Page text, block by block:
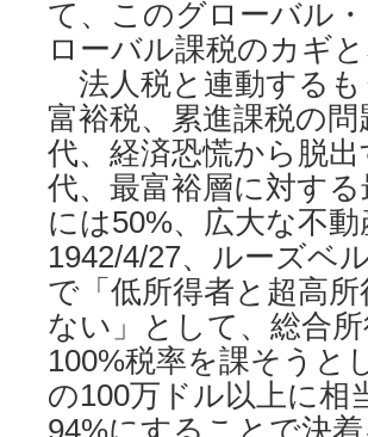
て、このグローバル
ローバル課税のカギと
法人税と連動するも
富裕税、累進課税の
代、経済恐慌から脱
代、最富裕層に対す
には50%、広大な不
1942/4/27、ルーズベ
で「低所得者と超高
ない」として、総合
100%税率を課そうと
の100万ドル以上に相
94%にすることで決